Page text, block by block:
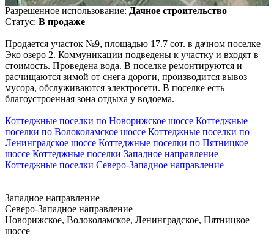
Разрешенное использование: Дачное строительство
Статус: В продаже
Продается участок №9, площадью 17.7 сот. в дачном поселке
Эко озеро 2. Коммуникации подведены к участку и входят в
стоимость. Проведена вода. В поселке ремонтируются и
расчищаются зимой от снега дороги, производится вывоз
мусора, обслуживаются электросети. В поселке есть
благоустроенная зона отдыха у водоема.
Коттеджные поселки по Новорижское шоссе Коттеджные
поселки по Волоколамское шоссе Коттеджные поселки по
Ленинградское шоссе Коттеджные поселки по Пятницкое
шоссе Коттеджные поселки Западное направление
Коттеджные поселки Северо-Западное направление
Западное направление
Северо-Западное направление
Новорижское, Волоколамское, Ленинградское, Пятницкое
шоссе